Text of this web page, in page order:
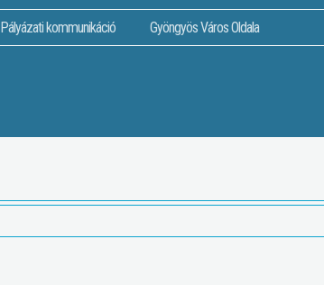
Pályázati kommunikáció Gyöngyös Város Oldala